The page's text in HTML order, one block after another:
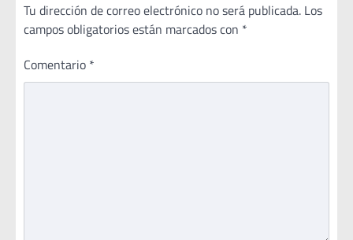
Tu dirección de correo electrónico no será publicada. Los
campos obligatorios están marcados con *
Comentario *